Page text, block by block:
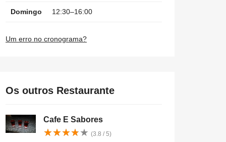
Domingo 12:30–16:00
Um erro no cronograma?
Os outros Restaurante
Cafe E Sabores
★★★★★
★★★★★ (3.8 / 5)